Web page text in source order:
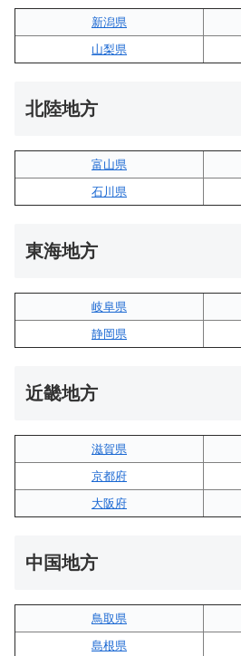
新潟県
山梨県
北陸地方
富山県
石川県
東海地方
岐阜県
静岡県
近畿地方
滋賀県
京都府
大阪府
中国地方
鳥取県
島根県